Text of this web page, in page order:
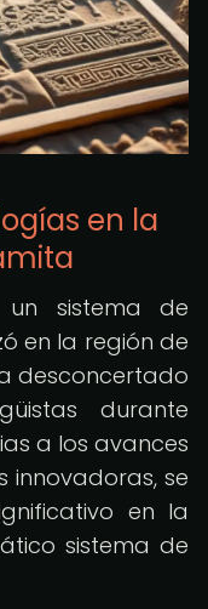
en la
un sistema de
en la región de
desconcertado
durante
a los avances
innovadoras, se
en la
sistema de